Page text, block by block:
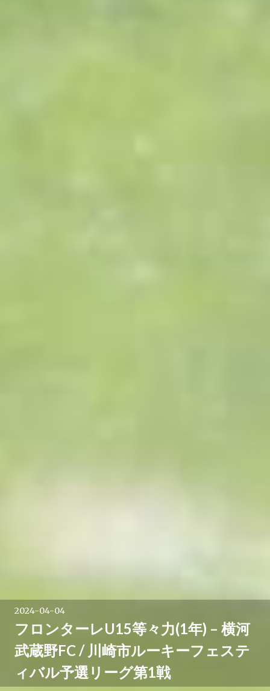
2024-04-04
フロンターレU15等々力(1年) – 横河
武蔵野FC / 川崎市ルーキーフェステ
ィバル予選リーグ第1戦